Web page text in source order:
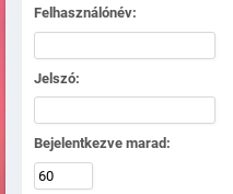
Felhasználónév:
Jelszó:
Bejelentkezve marad: